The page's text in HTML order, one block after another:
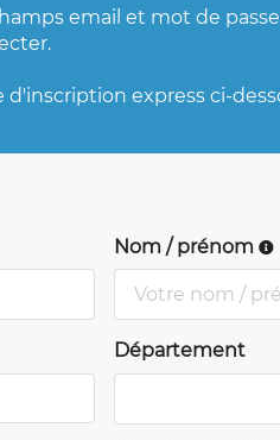
email et mot de
express ci-
Nom / prénom
Département